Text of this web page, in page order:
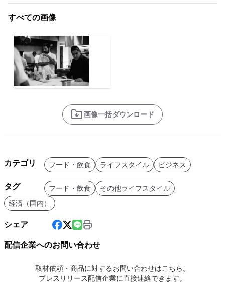
すべての画像
画像一括ダウンロード
カテゴリ フード・飲食 ライフスタイル ビジネス
タグ フード・飲食
その他ライフスタイル
経済（国内）
シェア
配信企業へのお問い合わせ
取材依頼・商品に対するお問い合わせはこちら。
プレスリリース配信企業に直接連絡できます。